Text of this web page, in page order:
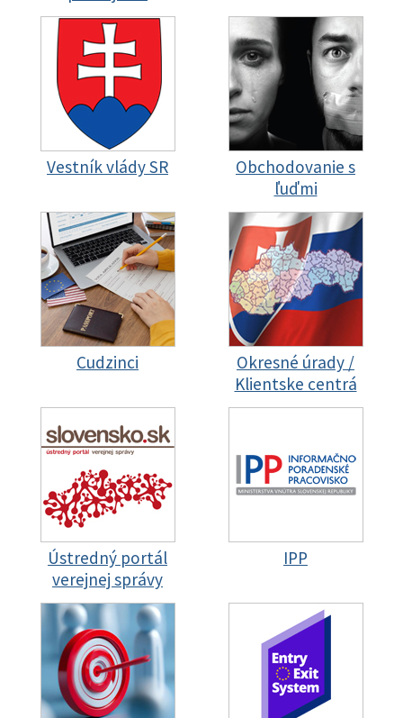
Vestník vlády SR
Obchodovanie s
ľuďmi
Cudzinci
Okresné úrady /
Klientske centrá
Ústredný portál
verejnej správy
IPP